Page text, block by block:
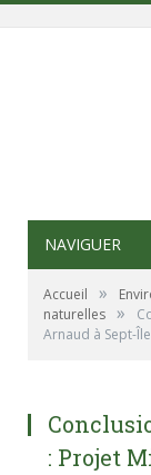
NAVIGUER
Accueil »
naturelles »
Arnaud à Sept-
: Projet